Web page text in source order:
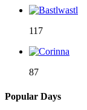
117
87
Popular Days